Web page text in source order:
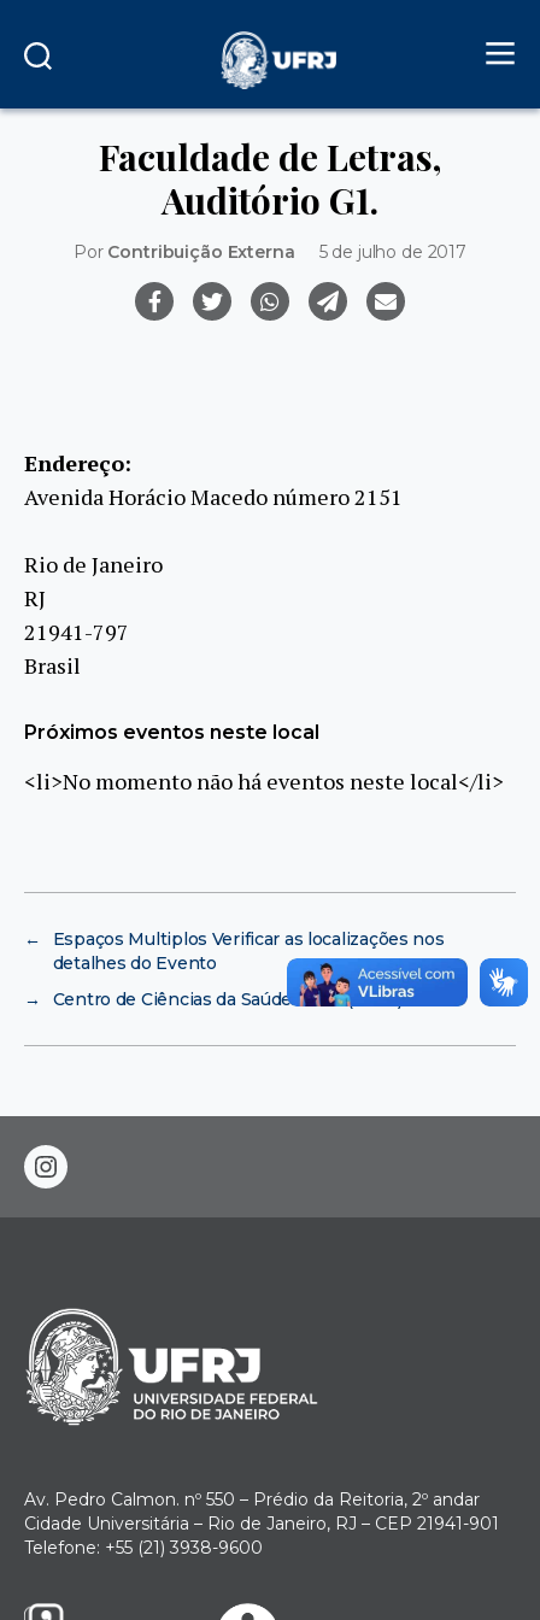
Faculdade de Letras,
Auditório G1.
Por Contribuição Externa 5 de julho de 2017
Endereço:
Avenida Horácio Macedo número 2151
Rio de Janeiro
RJ
21941-797
Brasil
Próximos eventos neste local
<li>No momento não há eventos neste local</li>
←
Espaços Multiplos Verificar as localizações nos
detalhes do Evento
→
Centro de Ciências da Saúde – CCS (UFRJ)
instagram
Av. Pedro Calmon. nº 550 – Prédio da Reitoria, 2º andar
Cidade Universitária – Rio de Janeiro, RJ – CEP 21941-901
Telefone: +55 (21) 3938-9600